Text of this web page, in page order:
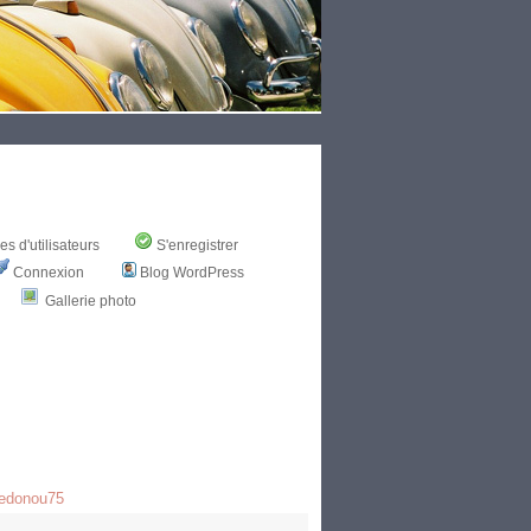
d'utilisateurs
S'enregistrer
Connexion
Blog WordPress
Gallerie photo